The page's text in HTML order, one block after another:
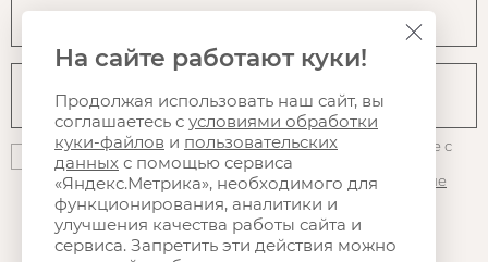
Нажимая на кнопку "Подписаться", вы даете согласие с
политикой конфиденциальности, на
файлов кукии Яндекс.Метрики, а так же наполучение
рассылки, в том числе рекламной
На сайте работают куки!
Продолжая использовать наш сайт, вы
соглашаетесь с условиями обработки
куки-файлов и пользовательских
данных с помощью сервиса
«Яндекс.Метрика», необходимого для
функционирования, аналитики и
улучшения качества работы сайта и
сервиса. Запретить эти действия можно